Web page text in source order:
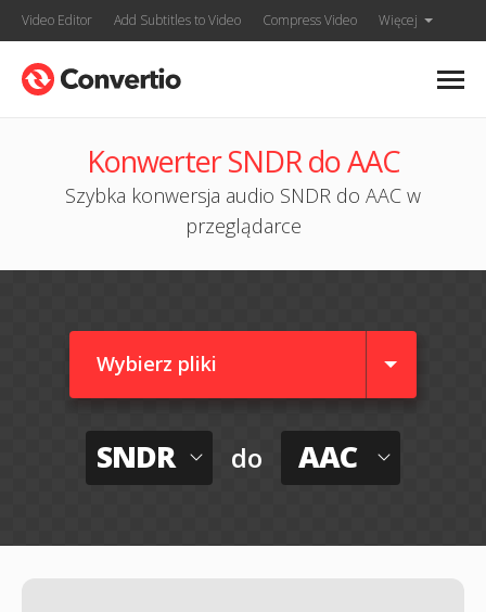
Video Editor Add Subtitles to Video Compress Video Więcej
Konwerter SNDR do AAC
Szybka konwersja audio SNDR do AAC w
przeglądarce
Wybierz pliki
SNDR do AAC